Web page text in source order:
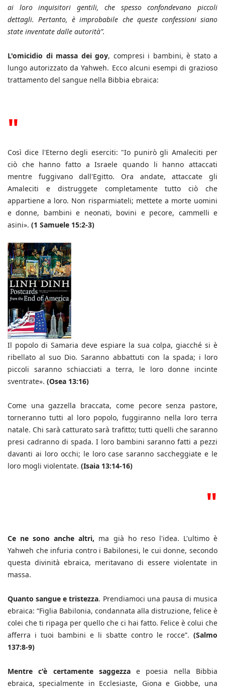
ai loro inquisitori gentili, che spesso confondevano piccoli
dettagli. Pertanto, è improbabile che queste confessioni siano
state inventate dalle autorità”.
L'omicidio di massa dei goy, compresi i bambini, è stato a
lungo autorizzato da Yahweh. Ecco alcuni esempi di grazioso
trattamento del sangue nella Bibbia ebraica:
"
Così dice l'Eterno degli eserciti: "Io punirò gli Amaleciti per
ciò che hanno fatto a Israele quando li hanno attaccati
mentre fuggivano dall'Egitto. Ora andate, attaccate gli
Amaleciti e distruggete completamente tutto ciò che
appartiene a loro. Non risparmiateli; mettete a morte uomini
e donne, bambini e neonati, bovini e pecore, cammelli e
asini». (1 Samuele 15:2-3)
Il popolo di Samaria deve espiare la sua colpa, giacché si è
ribellato al suo Dio. Saranno abbattuti con la spada; i loro
piccoli saranno schiacciati a terra, le loro donne incinte
sventrate». (Osea 13:16)
Come una gazzella braccata, come pecore senza pastore,
torneranno tutti al loro popolo, fuggiranno nella loro terra
natale. Chi sarà catturato sarà trafitto; tutti quelli che saranno
presi cadranno di spada. I loro bambini saranno fatti a pezzi
davanti ai loro occhi; le loro case saranno saccheggiate e le
loro mogli violentate. (Isaia 13:14-16)
"
Ce ne sono anche altri, ma già ho reso l'idea. L'ultimo è
Yahweh che infuria contro i Babilonesi, le cui donne, secondo
questa divinità ebraica, meritavano di essere violentate in
massa.
Quanto sangue e tristezza. Prendiamoci una pausa di musica
ebraica: “Figlia Babilonia, condannata alla distruzione, felice è
colei che ti ripaga per quello che ci hai fatto. Felice è colui che
afferra i tuoi bambini e li sbatte contro le rocce”. (Salmo
137:8-9)
Mentre c'è certamente saggezzae poesia nella Bibbia
ebraica, specialmente in Ecclesiaste, Giona e Giobbe, una